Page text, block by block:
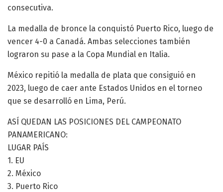
consecutiva.
La medalla de bronce la conquistó Puerto Rico, luego de
vencer 4-0 a Canadá. Ambas selecciones también
lograron su pase a la Copa Mundial en Italia.
México repitió la medalla de plata que consiguió en
2023, luego de caer ante Estados Unidos en el torneo
que se desarrolló en Lima, Perú.
ASÍ QUEDAN LAS POSICIONES DEL CAMPEONATO
PANAMERICANO:
LUGAR PAÍS
1. EU
2. México
3. Puerto Rico